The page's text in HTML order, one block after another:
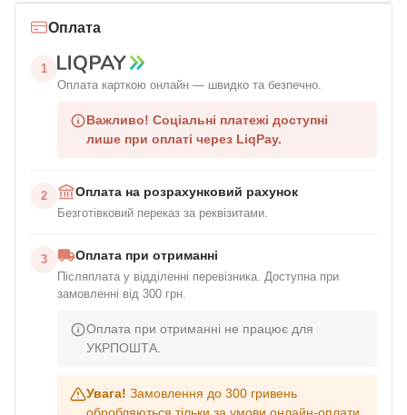
Оплата
1
Оплата карткою онлайн — швидко та безпечно.
Важливо! Соціальні платежі доступні
лише при оплаті через LiqPay.
2 Оплата на розрахунковий рахунок
Безготівковий переказ за реквізитами.
3 Оплата при отриманні
Післяплата у відділенні перевізника. Доступна при
замовленні від 300 грн.
Оплата при отриманні не працює для
УКРПОШТА.
Увага! Замовлення до 300 гривень
обробляються тільки за умови онлайн-оплати